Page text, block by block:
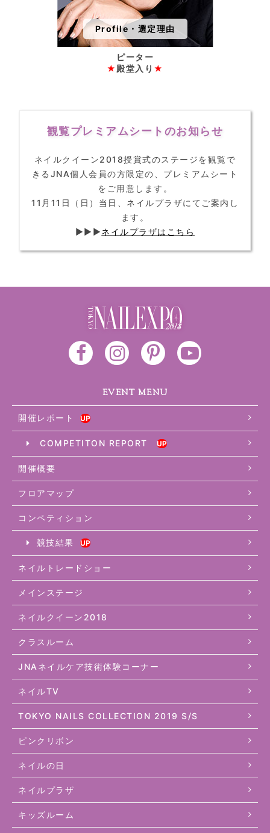
Profile・選定理由
ピーター
★ 殿堂入り ★
観覧プレミアムシートのお知らせ
ネイルクイーン2018授賞式のステージを観覧で
きるJNA個人会員の方限定の、プレミアムシート
をご用意します。
11月11日（日）当日、ネイルプラザにてご案内し
ます。
▶▶▶ネイルプラザはこちら
EVENT MENU
開催レポート
COMPETITON REPORT
開催概要
フロアマップ
コンペティション
競技結果
ネイルトレードショー
メインステージ
ネイルクイーン2018
クラスルーム
JNAネイルケア技術体験コーナー
ネイルTV
TOKYO NAILS COLLECTION 2019 S/S
ピンクリボン
ネイルの日
ネイルプラザ
キッズルーム